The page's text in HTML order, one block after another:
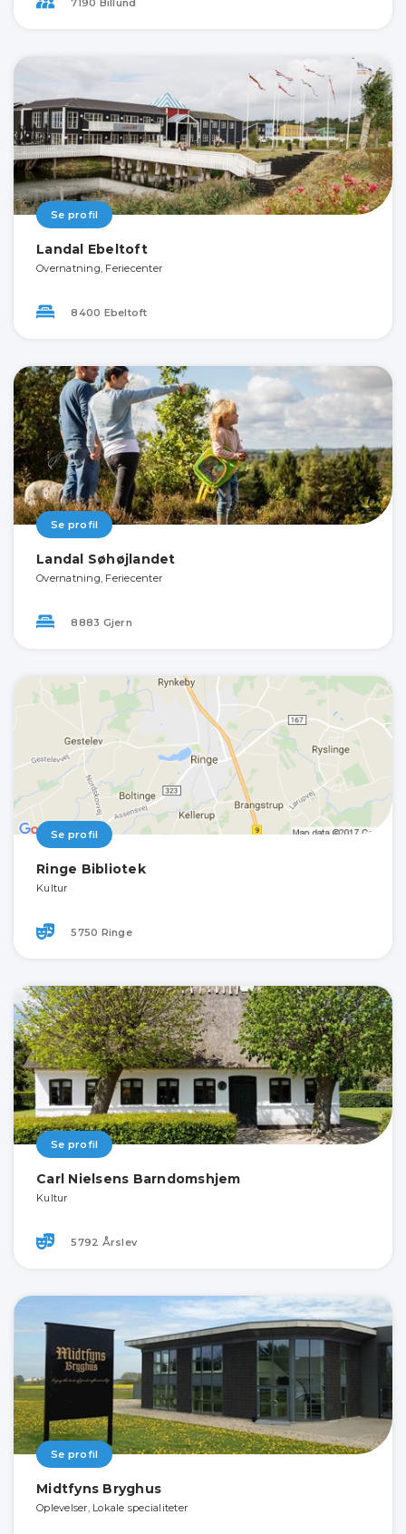
7190 Billund
Se profil
Landal Ebeltoft
Overnatning, Feriecenter
8400 Ebeltoft
Se profil
Landal Søhøjlandet
Overnatning, Feriecenter
8883 Gjern
Se profil
Ringe Bibliotek
Kultur
5750 Ringe
Se profil
Carl Nielsens Barndomshjem
Kultur
5792 Årslev
Se profil
Midtfyns Bryghus
Oplevelser, Lokale specialiteter